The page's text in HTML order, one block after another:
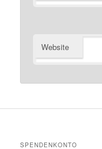
Website
SPENDENKONTO